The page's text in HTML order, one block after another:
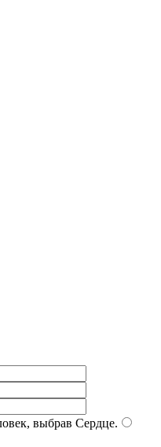
выбрав Сердце.